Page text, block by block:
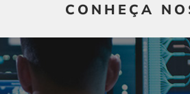
CONHEÇA